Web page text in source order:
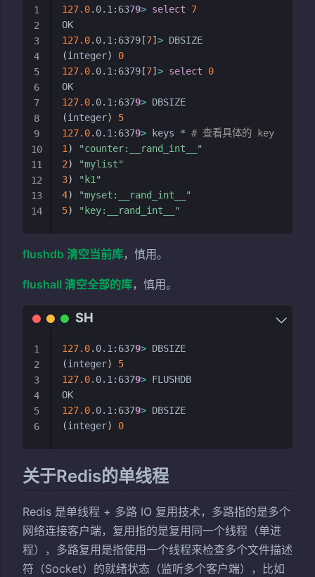
127.0.0.1:6379> select
7
127.0.0.1:6379 [7] >
(integer)
0
127.0.0.1:6379 [7] > select
0
127.0.0.1:6379>
(integer)
5
127.0.0.1:6379> keys * # 查看具体的 key
1 )
"counter:__rand_int__"
2)
"mylist"
3)
"k1"
4)
"myset:__rand_int__"
5) "key:__rand_int__"
1
2
3
4
5
6
7
8
9
10
11
12
13
14
flushdb 清空当前库，慎用。
flushall 清空全部的库，慎用。
127.0.0.1:6379>
(integer)
5
127.0.0.1:6379> FLUSHDB
127.0.0.1:6379>
(integer) 0
1
2
3
4
5
6
关于Redis的单线程
Redis 是单线程 + 多路 IO 复用技术，多路指的是多个
网络连接客户端，复用指的是复用同一个线程（单进
程），多路复用是指使用一个线程来检查多个文件描述
符（Socket）的就绪状态（监听多个客户端），比如